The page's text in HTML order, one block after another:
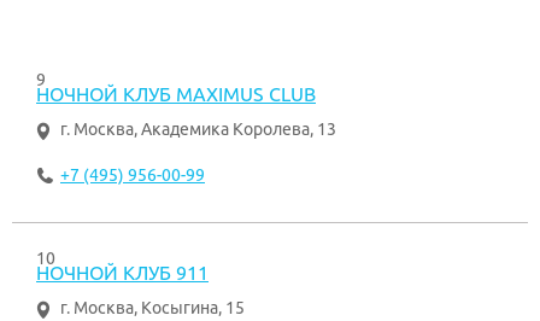
9
НОЧНОЙ КЛУБ MAXIMUS CLUB
г. Москва,Академика Королева, 13
+7 (495) 956-00-99
10
НОЧНОЙ КЛУБ 911
г. Москва, Косыгина, 15